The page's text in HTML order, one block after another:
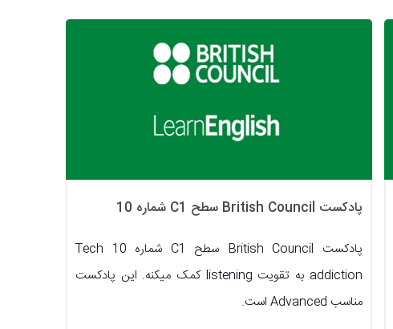
پادکست British Council سطح C1 شماره 10
پادکست British Council سطح C1 شماره 10 Tech
addiction به تقویت listening کمک میکنه. این پادکست
مناسب Advanced است.